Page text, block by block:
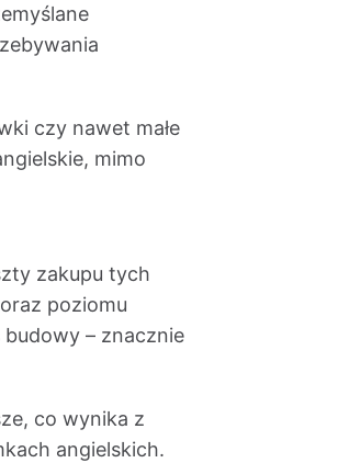
czy nawet małe
mimo
zakupu tych
poziomu
– znacznie
co wynika z
angielskich.